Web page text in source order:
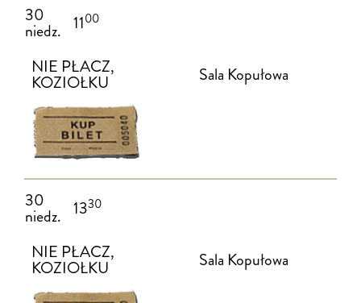
30
niedz. 1100
NIE PŁACZ,
KOZIOŁKU Sala Kopułowa
30
niedz. 1330
NIE PŁACZ,
KOZIOŁKU Sala Kopułowa